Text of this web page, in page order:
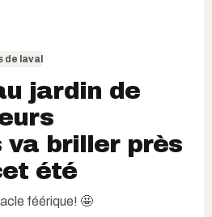
de laval
jardin de
va briller près
été
féérique! 🤩